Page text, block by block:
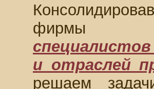
и отраслей
решаем